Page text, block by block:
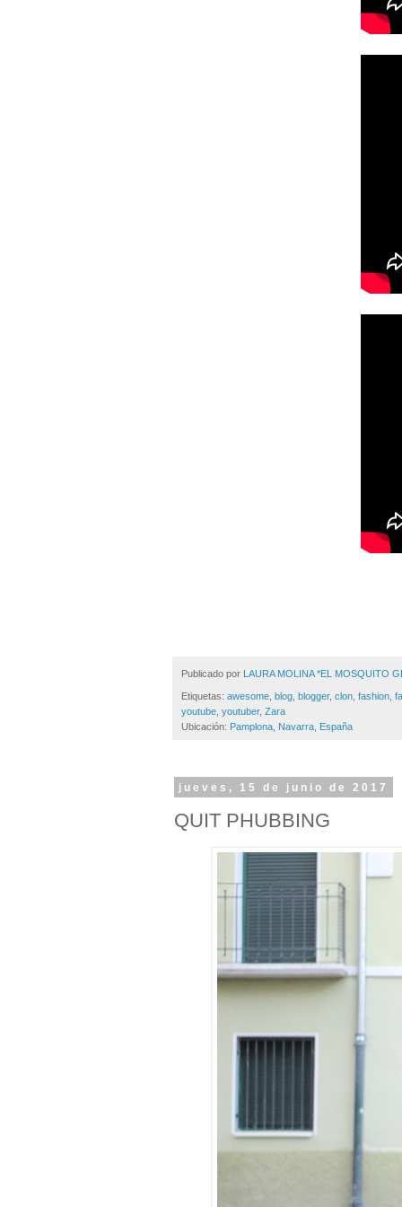
Publicado por LAURA MOLINA *EL MOSQUITO
Etiquetas: awesome blog blogger, clon fashion
youtube youtuber, Zara
Ubicación: Pamplona, Navarra, España
jueves, 15 de junio de 2017
QUIT PHUBBING